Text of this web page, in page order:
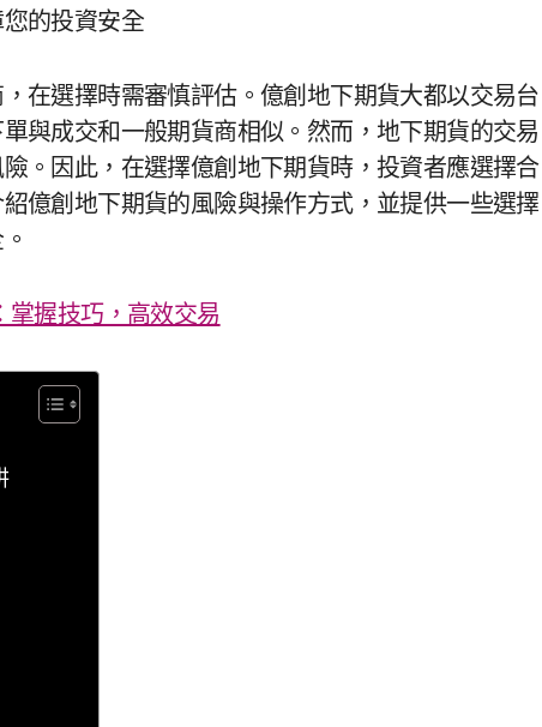
您的投資安全
在選擇時需審慎評估。億創地下期貨大都以交易台
與成交和一般期貨商相似。然而，地下期貨的交易
。因此，在選擇億創地下期貨時，投資者應選擇合
億創地下期貨的風險與操作方式，並提供一些選擇
掌握技巧，高效交易